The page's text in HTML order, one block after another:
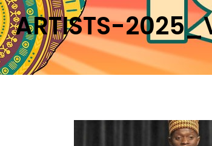
ARTISTS-